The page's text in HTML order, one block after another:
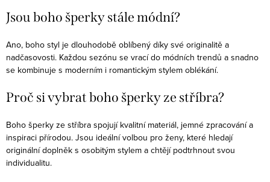
Jsou boho šperky stále módní?
Ano, boho styl je dlouhodobě oblíbený díky své originalitě a
nadčasovosti. Každou sezónu se vrací do módních trendů a snadno
se kombinuje s moderním i romantickým stylem oblékání.
Proč si vybrat boho šperky ze stříbra?
Boho šperky ze stříbra spojují kvalitní materiál, jemné zpracování a
inspiraci přírodou. Jsou ideální volbou pro ženy, které hledají
originální doplněk s osobitým stylem a chtějí podtrhnout svou
individualitu.